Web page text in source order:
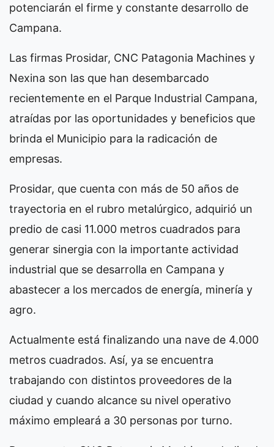
potenciarán el firme y constante desarrollo de
Campana.
Las firmas Prosidar, CNC Patagonia Machines y
Nexina son las que han desembarcado
recientemente en el Parque Industrial Campana,
atraídas por las oportunidades y beneficios que
brinda el Municipio para la radicación de
empresas.
Prosidar, que cuenta con más de 50 años de
trayectoria en el rubro metalúrgico, adquirió un
predio de casi 11.000 metros cuadrados para
generar sinergia con la importante actividad
industrial que se desarrolla en Campana y
abastecer a los mercados de energía, minería y
agro.
Actualmente está finalizando una nave de 4.000
metros cuadrados. Así, ya se encuentra
trabajando con distintos proveedores de la
ciudad y cuando alcance su nivel operativo
máximo empleará a 30 personas por turno.